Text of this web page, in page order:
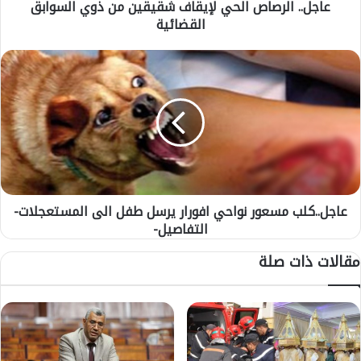
ا
ل
ح
ي
ق
ا
ي
ي
ن
م
ن
عاجل.. الرصاص الحي لإيقاف شقيقين من ذوي السوابق
القضائية
ع
ا
ج
ل
ل
ب
س
و
ن
و
ا
ح
عاجل..كلب مسعور نواحي افورار يرسل طفل الى المستعجلات-
التفاصيل-
مقالات ذات صلة